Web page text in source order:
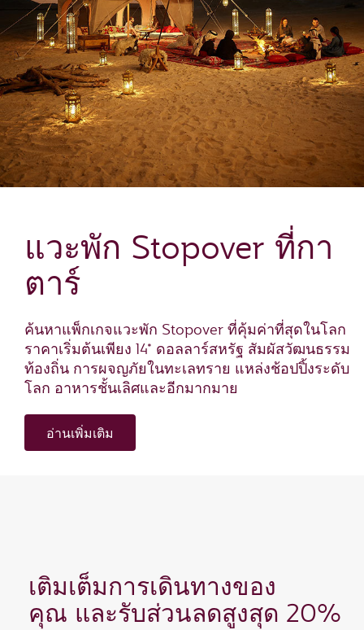
แวะพัก Stopover ที่กา
ตาร์
ค้นหาแพ็กเกจแวะพัก Stopover ที่คุ้มค่าที่สุดในโลก
ราคาเริ่มต้นเพียง 14* ดอลลาร์สหรัฐ สัมผัสวัฒนธรรม
ท้องถิ่น การผจญภัยในทะเลทราย แหล่งช้อปปิ้งระดับ
โลก อาหารชั้นเลิศและอีกมากมาย
อ่านเพิ่มเติม
เติมเต็มการเดินทางของ
คุณ และรับส่วนลดสูงสุด 20%